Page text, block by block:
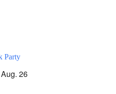
Party
26